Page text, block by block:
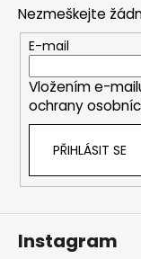
Nezmeškejte
E-mail
Vložením e-
ochrany
PŘIHLÁSIT SE
Instagram